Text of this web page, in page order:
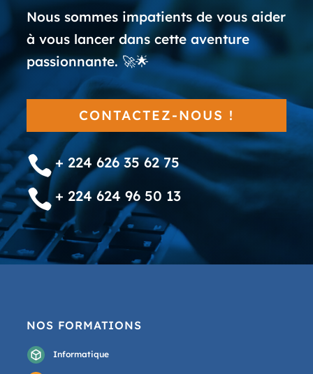
Nous sommes impatients de vous aider
à vous lancer dans cette aventure
passionnante. 🚀🌟
CONTACTEZ-NOUS !
+ 224 626 35 62 75
 + 224 624 96 50 13
NOS FORMATIONS
Informatique